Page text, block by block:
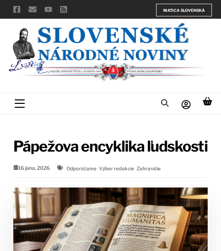
Skip
to
content
MATICA SLOVENSKÁ
Menu
Pápežova encyklika ľudskosti
16 júna, 2026 Odporúčame Výber redakcie Zahraničie